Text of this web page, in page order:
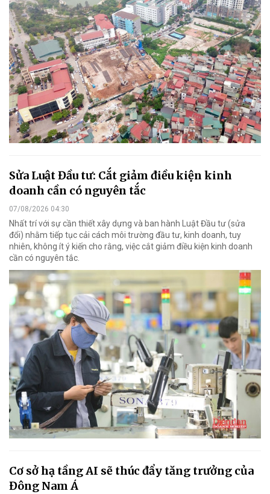
Sửa Luật Đầu tư: Cắt giảm điều kiện kinh
doanh cần có nguyên tắc
07/08/2026 04:30
Nhất trí với sự cần thiết xây dựng và ban hành Luật Đầu tư (sửa
đổi) nhằm tiếp tục cải cách môi trường đầu tư, kinh doanh, tuy
nhiên, không ít ý kiến cho rằng, việc cắt giảm điều kiện kinh doanh
cần có nguyên tắc.
Cơ sở hạ tầng AI sẽ thúc đẩy tăng trưởng của
Đông Nam Á